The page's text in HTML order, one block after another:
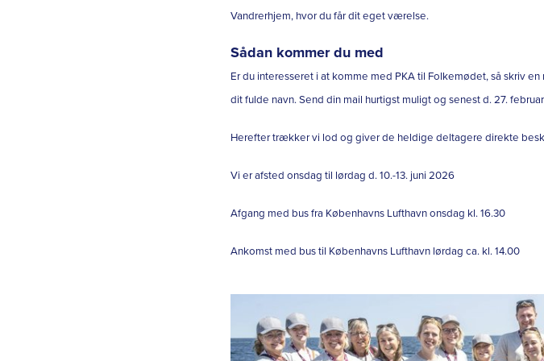
Vandrerhjem, hvor du får dit eget værelse.
Sådan kommer du med
Er du interesseret i at komme med PKA til Folkemødet, så skriv
dit fulde navn. Send din mail hurtigst muligt og senest d. 27.
Herefter trækker vi lod og giver de heldige deltagere direkte
Vi er afsted onsdag til lørdag d. 10.-13. juni 2026
Afgang med bus fra Københavns Lufthavn onsdag kl. 16.30
Ankomst med bus til Københavns Lufthavn lørdag ca. kl. 14.00